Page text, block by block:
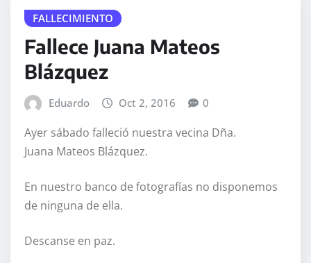
FALLECIMIENTO
Fallece Juana Mateos
Blázquez
Eduardo Oct 2, 2016 0
Ayer sábado falleció nuestra vecina Dña.
Juana Mateos Blázquez.
En nuestro banco de fotografías no disponemos
de ninguna de ella.
Descanse en paz.